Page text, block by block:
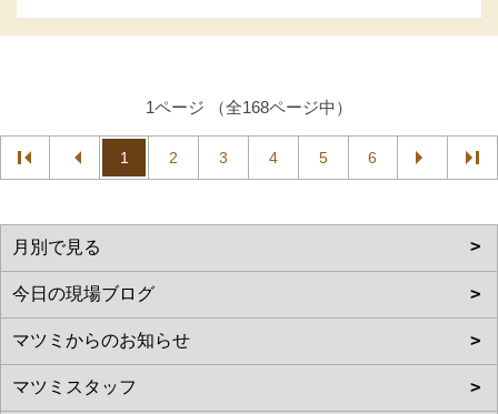
1ページ （全168ページ中）
1 2 3 4 5 6